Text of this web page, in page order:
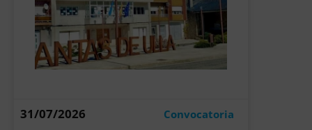
Convocatoria
31/07/2026